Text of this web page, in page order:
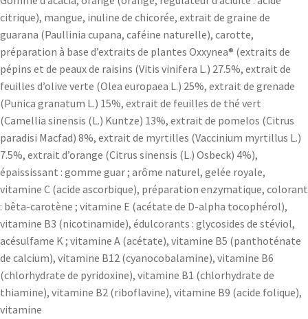
citrique), mangue, inuline de chicorée, extrait de graine de
guarana (Paullinia cupana, caféine naturelle), carotte,
préparation à base d’extraits de plantes Oxxynea® (extraits de
pépins et de peaux de raisins (Vitis vinifera L.) 27.5%, extrait de
feuilles d’olive verte (Olea europaea L.) 25%, extrait de grenade
(Punica granatum L.) 15%, extrait de feuilles de thé vert
(Camellia sinensis (L.) Kuntze) 13%, extrait de pomelos (Citrus
paradisi Macfad) 8%, extrait de myrtilles (Vaccinium myrtillus L.)
7.5%, extrait d’orange (Citrus sinensis (L.) Osbeck) 4%),
épaississant : gomme guar ; arôme naturel, gelée royale,
vitamine C (acide ascorbique), préparation enzymatique, colorant
: bêta-carotène ; vitamine E (acétate de D-alpha tocophérol),
vitamine B3 (nicotinamide), édulcorants : glycosides de stéviol,
acésulfame K ; vitamine A (acétate), vitamine B5 (panthoténate
de calcium), vitamine B12 (cyanocobalamine), vitamine B6
(chlorhydrate de pyridoxine), vitamine B1 (chlorhydrate de
thiamine), vitamine B2 (riboflavine), vitamine B9 (acide folique),
vitamine